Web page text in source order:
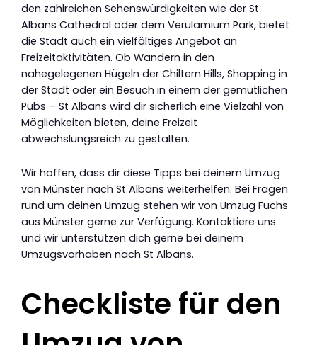
den zahlreichen Sehenswürdigkeiten wie der St
Albans Cathedral oder dem Verulamium Park, bietet
die Stadt auch ein vielfältiges Angebot an
Freizeitaktivitäten. Ob Wandern in den
nahegelegenen Hügeln der Chiltern Hills, Shopping in
der Stadt oder ein Besuch in einem der gemütlichen
Pubs – St Albans wird dir sicherlich eine Vielzahl von
Möglichkeiten bieten, deine Freizeit
abwechslungsreich zu gestalten.
Wir hoffen, dass dir diese Tipps bei deinem Umzug
von Münster nach St Albans weiterhelfen. Bei Fragen
rund um deinen Umzug stehen wir von Umzug Fuchs
aus Münster gerne zur Verfügung. Kontaktiere uns
und wir unterstützen dich gerne bei deinem
Umzugsvorhaben nach St Albans.
Checkliste für den